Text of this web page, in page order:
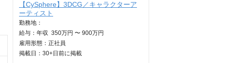
【CySphere】3DCG／キャラクターア
ーティスト
勤務地：
給与： 年収 350万円 〜 900万円
雇用形態：正社員
掲載日： 30+日 前に掲載